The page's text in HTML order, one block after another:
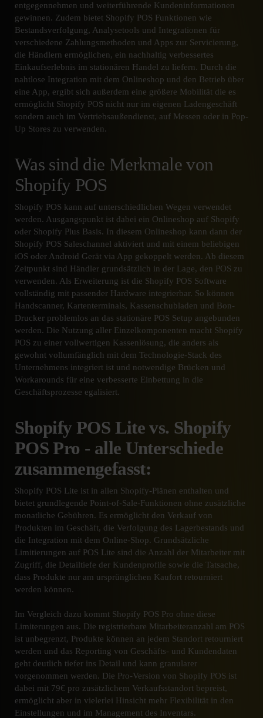
entgegennehmen und weiterführende Kundeninformationen
gewinnen. Zudem bietet Shopify POS Funktionen wie
Bestandsverfolgung, Analysetools und Integrationen für
verschiedene Zahlungsmethoden und Apps zur Servicierung,
die Händlern ermöglichen, ein nachhaltig verbessertes
Einkaufserlebnis im stationären Handel zu liefern. Durch die
nahtlose Integration mit dem Onlineshop und den Betrieb über
eine App, ergibt sich außerdem eine größere Mobilität die es
ermöglicht Shopify POS nicht nur im eigenen Ladengeschäft
sondern auch im Vertriebsaußendienst, auf Messen oder in Pop-
Up Stores zu verwenden.
Was sind die Merkmale von
Shopify POS
Shopify POS kann auf unterschiedlichen Wegen verwendet
werden. Ausgangspunkt ist dabei ein Onlineshop auf Shopify
oder Shopify Plus Basis. In diesem Onlineshop kann dann der
Shopify POS Saleschannel aktiviert und mit einem beliebigen
iOS oder Android Gerät via App gekoppelt werden. Ab diesem
Zeitpunkt sind Händler grundsätzlich in der Lage, den POS zu
verwenden. Als Erweiterung ist die Shopify POS Software
vollständig mit passender Hardware integrierbar. So können
Handscanner, Kartenterminals, Kassenschubladen und Bon-
Drucker problemlos an das stationäre POS Setup angebunden
werden. Die Nutzung aller Einzelkomponenten macht Shopify
POS zu einer vollwertigen Kassenlösung, die anders als
gewohnt vollumfänglich mit dem Technologie-Stack des
Unternehmens integriert ist und notwendige Brücken und
Workarounds für eine verbesserte Einbettung in die
Geschäftsprozesse egalisiert.
Shopify POS Lite vs. Shopify
POS Pro - alle Unterschiede
zusammengefasst:
Shopify POS Lite ist in allen Shopify-Plänen enthalten und
bietet grundlegende Point-of-Sale-Funktionen ohne zusätzliche
monatliche Gebühren. Es ermöglicht den Verkauf von
Produkten im Geschäft, die Verfolgung des Lagerbestands und
die Integration mit dem Online-Shop. Grundsätzliche
Limitierungen auf POS Lite sind die Anzahl der Mitarbeiter mit
Zugriff, die Detailtiefe der Kundenprofile sowie die Tatsache,
dass Produkte nur am ursprünglichen Kaufort retourniert
werden können.
Im Vergleich dazu kommt Shopify POS Pro ohne diese
Limiterungen aus. Die registrierbare Mitarbeiteranzahl am POS
ist unbegrenzt, Produkte können an jedem Standort retourniert
werden und das Reporting von Geschäfts- und Kundendaten
geht deutlich tiefer ins Detail und kann granularer
vorgenommen werden. Die Pro-Version von Shopify POS ist
dabei mit 79€ pro zusätzlichem Verkaufsstandort bepreist,
ermöglicht aber in vielerlei Hinsicht mehr Flexibilität in den
Einstellungen und im Management des Inventars.